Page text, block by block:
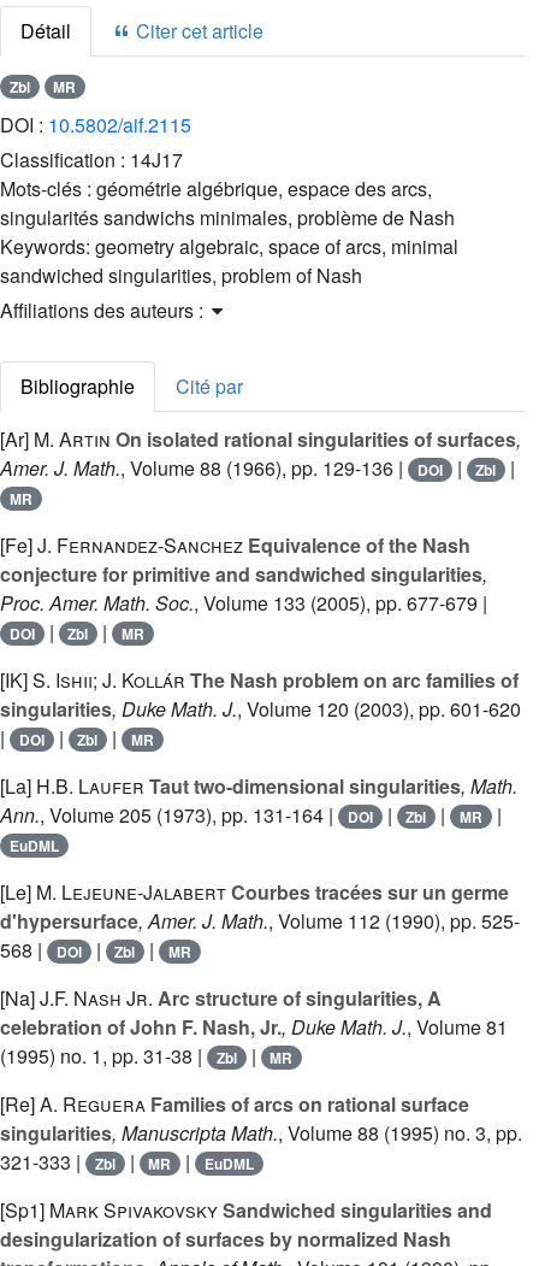
Détail Citer cet article
Zbl MR
DOI : 10.5802/aif.2115
Classification : 14J17
Mots-clés : géométrie algébrique, espace des arcs,
singularités sandwichs minimales, problème de Nash
Keywords: geometry algebraic, space of arcs, minimal
sandwiched singularities, problem of Nash
Affiliations des auteurs :
Bibliographie
Cité par
[Ar] M. Artin On isolated rational singularities of surfaces,
Amer. J. Math., Volume 88 (1966), pp. 129-136 | DOI | Zbl |
MR
[Fe]J. Fernandez-Sanchez Equivalence of the Nash
conjecture for primitive and sandwiched singularities,
Proc. Amer. Math. Soc., Volume 133 (2005), pp. 677-679 |
DOI | Zbl | MR
[IK]S. Ishii; J. Kollár The Nash problem on arc families of
singularities, Duke Math. J., Volume 120 (2003), pp. 601-620
|
DOI | Zbl | MR
[La] H.B. Laufer Taut two-dimensional singularities, Math.
Ann., Volume 205 (1973), pp. 131-164 | DOI | Zbl | MR |
EuDML
[Le] M. Lejeune-JalabertCourbes tracées sur un germe
d'hypersurface, Amer. J. Math., Volume 112 (1990), pp. 525-
568 |
DOI | Zbl | MR
[Na]J.F. Nash Jr. Arc structure of singularities, A
celebration of John F. Nash, Jr., Duke Math. J., Volume 81
(1995) no. 1, pp. 31-38 |
Zbl | MR
[Re]A. Reguera Families of arcs on rational surface
singularities, Manuscripta Math., Volume 88 (1995) no. 3, pp.
321-333 |
Zbl | MR | EuDML
[Sp1] Mark SpivakovskySandwiched singularities and
desingularization of surfaces by normalized Nash